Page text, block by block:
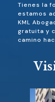
Tienes la
estamos
KML
gratuita y
camino